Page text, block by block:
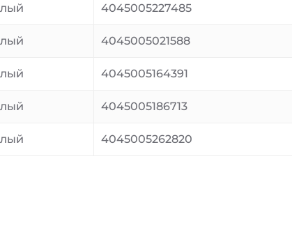
4045005227485
4045005021588
4045005164391
4045005186713
4045005262820